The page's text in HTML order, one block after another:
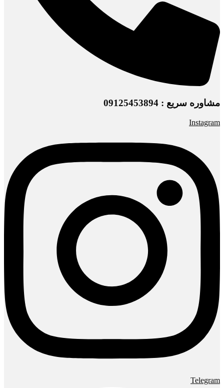
مشاوره سریع : 09125453894
Instagram
Telegram